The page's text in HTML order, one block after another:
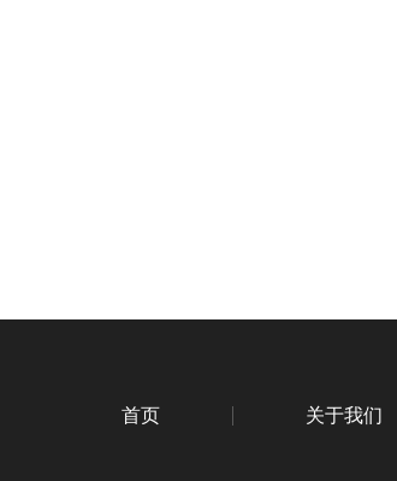
首页 关于我们